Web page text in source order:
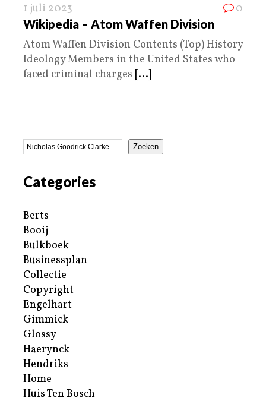
1 juli 2023 0
Wikipedia – Atom Waffen Division
Atom Waffen Division Contents (Top) History
Ideology Members in the United States who
faced criminal charges [...]
Zoeken
Categories
Berts
Booij
Bulkboek
Businessplan
Collectie
Copyright
Engelhart
Gimmick
Glossy
Haerynck
Hendriks
Home
Huis Ten Bosch